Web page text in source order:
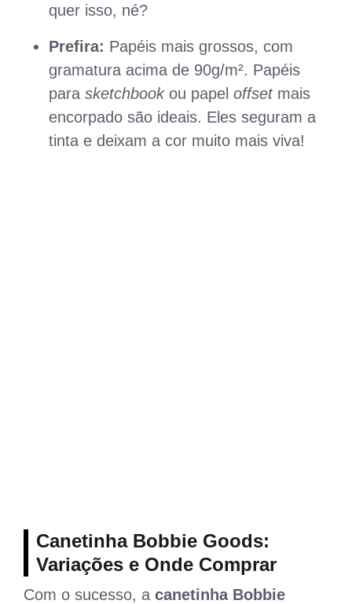
quer isso, né?
Prefira: Papéis mais grossos, com
gramatura acima de 90g/m². Papéis
para sketchbookou papel offsetmais
encorpado são ideais. Eles seguram a
tinta e deixam a cor muito mais viva!
Canetinha Bobbie Goods:
Variações e Onde Comprar
Com o sucesso, a canetinha Bobbie